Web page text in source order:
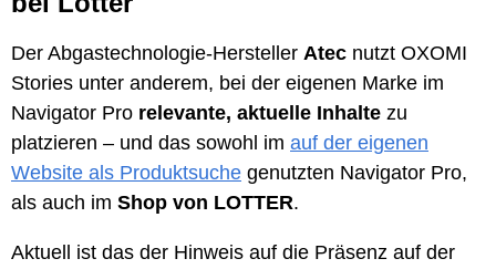
Der Abgastechnologie-Hersteller Atec nutzt OXOMI
Stories unter anderem, bei der eigenen Marke im
Navigator Pro relevante, aktuelle Inhalte zu
platzieren – und das sowohl im auf der eigenen
Website als Produktsuche genutzten Navigator Pro,
als auch im Shop von LOTTER.
Aktuell ist das der Hinweis auf die Präsenz auf der